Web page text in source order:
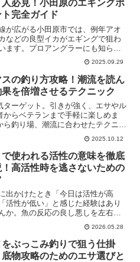
ニックをご...
必見！小田原のエギングポ
ト完全ガイド
が広がる小田原市では、例年アオ
などの良型イカがエギングで狙わ
ます。プロアングラーにも知られ
イントが多くあり、初めての方でも
果が期待できます。この記事では
最新の情報をもとに、小田原での
グポイントや釣り...
2025.09.29
スの釣り方攻略！潮流を読ん
を倍増させるテクニック
ーゲット。引きが強く、エサやル
らベテランまで手軽に楽しめま
釣り場、潮流に合わせたテクニッ
釣果を大幅にアップさせる方...2025.10.12
使われる活性の意味を徹底
高活性時を逃さないための
出かけたとき「今日は活性が高
活性が低い」と感じた経験はあり
か。魚の反応の良し悪しを左右す
性”とは何かを知ることで、釣果は大
変わります。エサへの反応、天候、
潮の動きなど複数の要因が重なっ
活性は決まります...
2026.05.28
ぶっこみ釣りで狙う仕掛
底物攻略のためのエサ選びと